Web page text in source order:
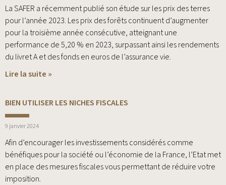
La SAFER a récemment publié son étude sur les prix des terres
pour l’année 2023. Les prix des forêts continuent d’augmenter
pour la troisième année consécutive, atteignant une
performance de 5,20 % en 2023, surpassant ainsi les rendements
du livret A et des fonds en euros de l’assurance vie.
Lire la suite »
BIEN UTILISER LES NICHES FISCALES
9 janvier 2024
Afin d’encourager les investissements considérés comme
bénéfiques pour la société ou l’économie de la France, l’Etat met
en place des mesures fiscales vous permettant de réduire votre
imposition.